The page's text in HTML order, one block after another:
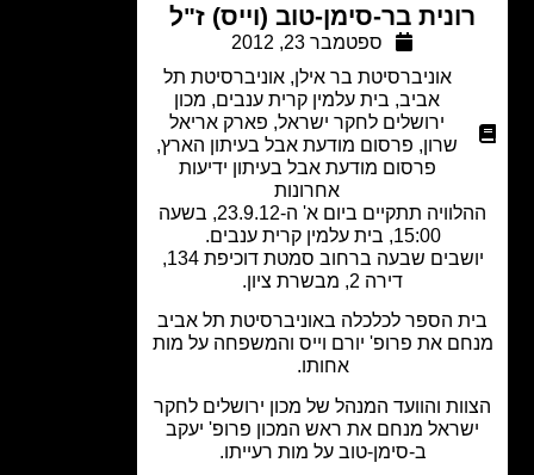
בר-סימן-טוב (וייס) ז"ל
ספטמבר 23, 2012
אוניברסיטת בר אילן ,אוניברסיטת תל
בית עלמין קרית ענבים,מכון
ירושלים לחקר ישראל, פארק אריאל
שרון, פרסום מודעת אבל בעיתון הארץ,
פרסום מודעת אבל בעיתון ידיעות
אחרונות
ההלוויה תתקיים ביום א' ה-23.9.12, בשעה
יושבים שבעה ברחוב סמטת דוכיפת 134,
הספר לכלכלה באוניברסיטת תל אביב
את פרופ' יורם וייס והמשפחה על מות
והוועד המנהל של מכון ירושלים לחקר
מנחם את ראש המכון פרופ' יעקב
ב-סימן-טוב על מות רעייתו.